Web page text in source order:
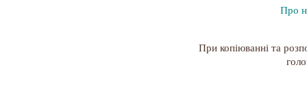
Про
При копіюванні та